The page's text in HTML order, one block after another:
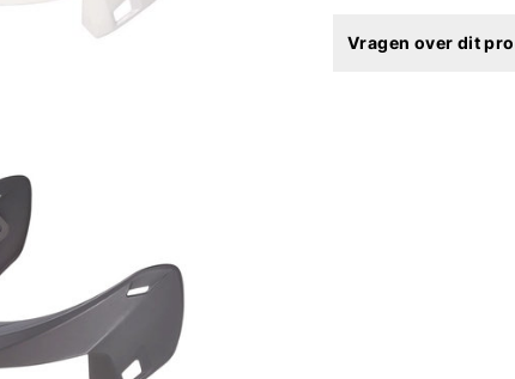
Vragen over dit